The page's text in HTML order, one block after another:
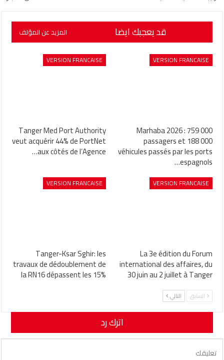
قد يعجبك ايضا المزيد عن المؤلف
VERSION FRANCAISE
Marhaba 2026 : 759 000
passagers et 188 000
véhicules passés par les ports
espagnols…
VERSION FRANCAISE
Tanger Med Port Authority
veut acquérir 44% de PortNet
aux côtés de l’Agence…
VERSION FRANCAISE
La 3e édition du Forum
international des affaires, du
30 juin au 2 juillet à Tanger
VERSION FRANCAISE
Tanger-Ksar Sghir: les
travaux de dédoublement de
la RN16 dépassent les 15%
السابق التالي
اترك رد
لن يتم نشر عنوان بريدك الإلكتروني.